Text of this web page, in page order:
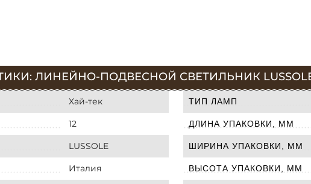
ЛИНЕЙНО-ПОДВЕСНОЙ СВЕТИЛЬНИК LUSSOLE
Хай-тек
12
LUSSOLE
Италия
ТИП ЛАМП
ДЛИНА УПАКОВКИ, ММ
ШИРИНА УПАКОВКИ, ММ
ВЫСОТА УПАКОВКИ, ММ